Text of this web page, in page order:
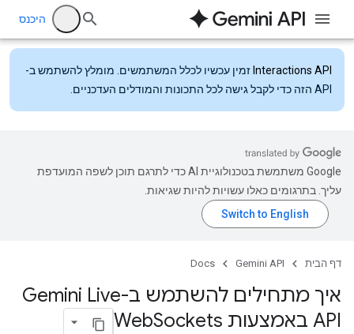
היכנס
Interactions API זמין עכשיו לכלל המשתמשים. מומלץ להשתמש ב-
API הזה כדי לקבל גישה לכל התכונות והמודלים העדכניים.
‫Google משתמשת בטכנולוגיית AI כדי לתרגם תוכן לשפה המועדפת
עליך. בתרגומים כאלו עשויות להיות שגיאות.
דף הבית Gemini API
Docs
איך מתחילים להשתמש ב-Gemini Live
API באמצעות Web
Sockets